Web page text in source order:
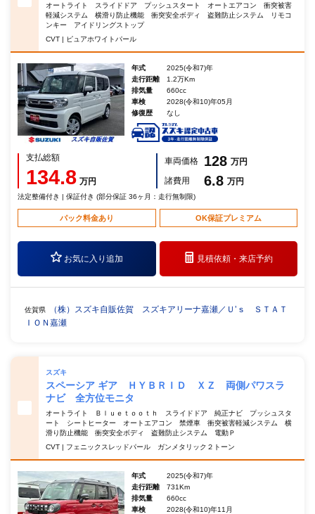
オートライト スライドドア プッシュスタート オートエアコン 衝突被害
軽減システム 横滑り防止機能 衝突安全ボディ 盗難防止システム リモコ
ンキー アイドリングストップ
CVT | ピュアホワイトパール
年式
2025(令和7)年
走行距離
1.2万Km
排気量
660cc
車検
2028(令和10)年05月
修復歴
なし
支払総額
134.8 万円
車両価格 128 万円
諸費用
6.8 万円
法定整備付き | 保証付き (部分保証 36ヶ月：走行無制限)
パック料金あり OK保証プレミアム
お気に入り追加 見積依頼・来店予約
佐賀県
（株）スズキ自販佐賀 スズキアリーナ嘉瀬／Ｕ’ｓ ＳＴＡＴ
ＩＯＮ嘉瀬
スズキ
スペーシア ギア ＨＹＢＲＩＤ ＸＺ 両側パワスラ
ナビ 全方位モニタ
オートライト Ｂｌｕｅｔｏｏｔｈ スライドドア 純正ナビ プッシュスタ
ート シートヒーター オートエアコン 禁煙車 衝突被害軽減システム 横
滑り防止機能 衝突安全ボディ 盗難防止システム 電動Ｐ
CVT | フェニックスレッドパール ガンメタリック２トーン
年式
2025(令和7)年
走行距離
731Km
排気量
660cc
車検
2028(令和10)年11月